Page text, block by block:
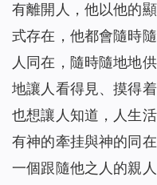
有離開人，他以他的
式存在，他都會隨時
人同在，隨時隨地地
地讓人看得見、摸得
也想讓人知道，人生
有神的牽挂與神的同
一個跟隨他之人的親